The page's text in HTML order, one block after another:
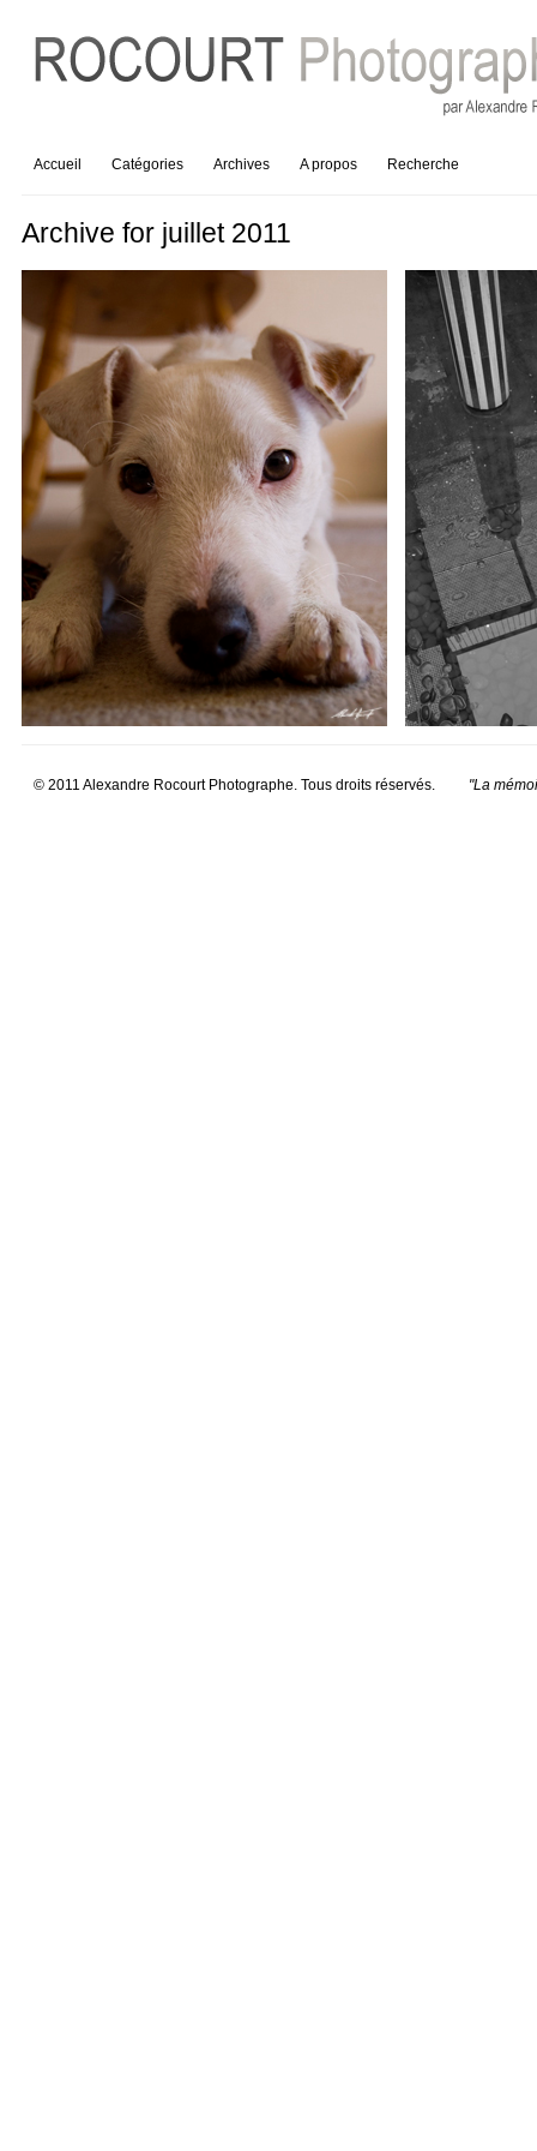
Accueil Catégories Archives A propos Recherche
Archive for juillet 2011
© 2011 Alexandre Rocourt Photographe. Tous droits réservés. "La